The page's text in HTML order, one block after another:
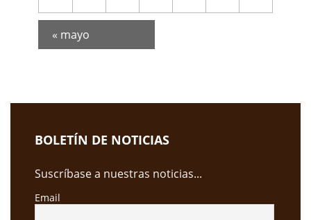
y
i
s
d
e
E
v
o
e
e
t
o
s
« mayo
BOLETÍN DE NOTICIAS
Suscríbase a nuestras noticias...
Email